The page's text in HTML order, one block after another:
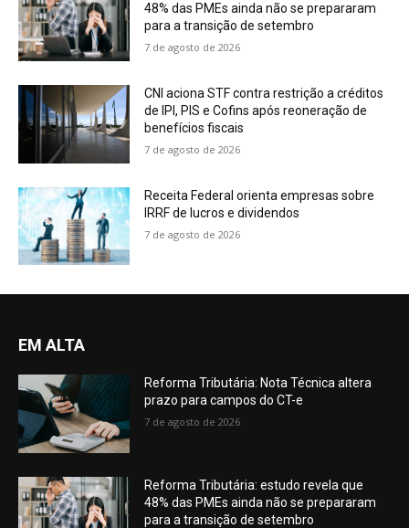
48% das PMEs ainda não se prepararam
para a transição de setembro
7 de agosto de 2026
CNI aciona STF contra restrição a créditos
de IPI, PIS e Cofins após reoneração de
benefícios fiscais
7 de agosto de 2026
Receita Federal orienta empresas sobre
IRRF de lucros e dividendos
7 de agosto de 2026
EM ALTA
Reforma Tributária: Nota Técnica altera
prazo para campos do CT-e
7 de agosto de 2026
Reforma Tributária: estudo revela que
48% das PMEs ainda não se prepararam
para a transição de setembro